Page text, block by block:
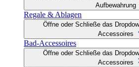
Aufbewahrung
Regale & Ablagen
Öffne oder Schließe das
Accessoires
Bad-Accessoires
Öffne oder Schließe das
Accessoires